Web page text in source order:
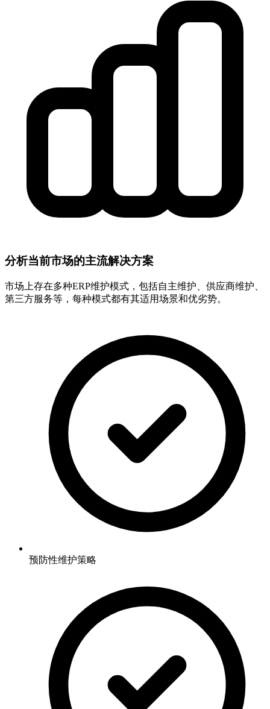
分析当前市场的主流解决方案
市场上存在多种ERP维护模式，包括自主维护、供应商维护、
第三方服务等，每种模式都有其适用场景和优劣势。
预防性维护策略